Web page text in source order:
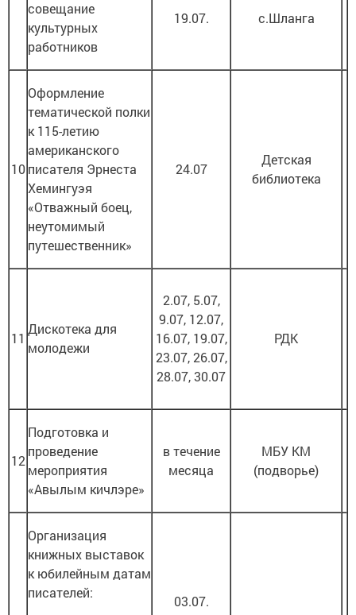
совещание
культурных
работников
19.07. с.Шланга
10
Оформление
тематической полки
к 115-летию
американского
писателя Эрнеста
Хемингуэя
«Отважный боец,
неутомимый
путешественник»
24.07
Детская
библиотека
11
Дискотека для
молодежи
2.07, 5.07,
9.07, 12.07,
16.07, 19.07,
23.07, 26.07,
28.07, 30.07
РДК
12
Подготовка и
проведение
мероприятия
«Авылым кичлэре»
в течение
месяца
МБУ КМ
(подворье)
Организация
книжных выставок
к юбилейным датам
писателей:
03.07.